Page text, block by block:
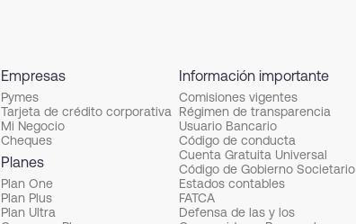
Empresas
Pymes
Tarjeta de crédito corporativa
Mi Negocio
Cheques
Planes
Plan One
Plan Plus
Plan Ultra
Información importante
Comisiones vigentes
Régimen de transparencia
Usuario Bancario
Código de conducta
Cuenta Gratuita Universal
Código de Gobierno Societario
Estados contables
FATCA
Defensa de las y los